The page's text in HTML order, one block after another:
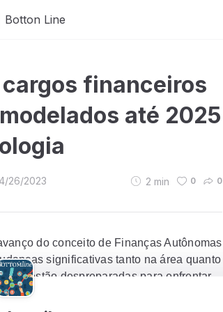
Botton Line
financeiros
até 2025
26/2023 2 min 0 0
do conceito de Finanças Autônomas
significativas tanto na área quanto
estão despreparadas para enfrentar